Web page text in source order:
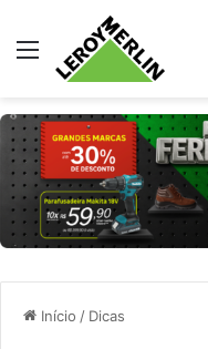
Menu
Início / Dicas